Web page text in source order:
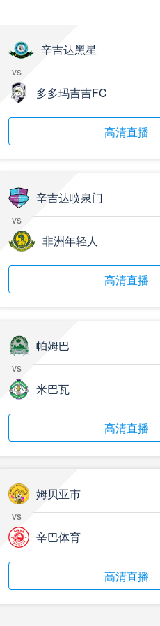
辛吉达黑星
vs
多多玛吉吉FC
高清直播
辛吉达喷泉门
vs
非洲年轻人
高清直播
帕姆巴
vs
米巴瓦
高清直播
姆贝亚市
vs
辛巴体育
高清直播